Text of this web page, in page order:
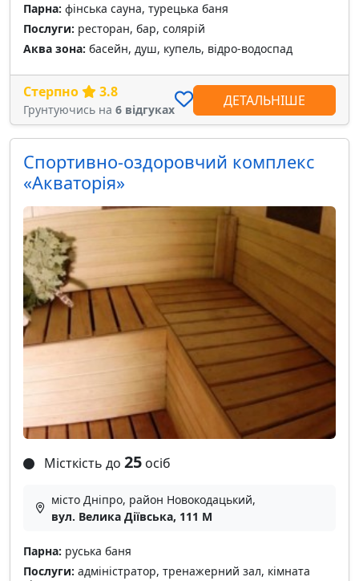
Парна: фінська сауна, турецька баня
Послуги: ресторан, бар, солярій
Аква зона: басейн, душ, купель, відро-водоспад
Стерпно 3.8
Грунтуючись на 6 відгуках
ДЕТАЛЬНІШЕ
Спортивно-оздоровчий комплекс
«Акваторiя»
Місткість до 25 осіб
місто Дніпро, район Новокодацький,
вул. Велика Діївська, 111 M
Парна: руська баня
Послуги: адміністратор, тренажерний зал, кімната